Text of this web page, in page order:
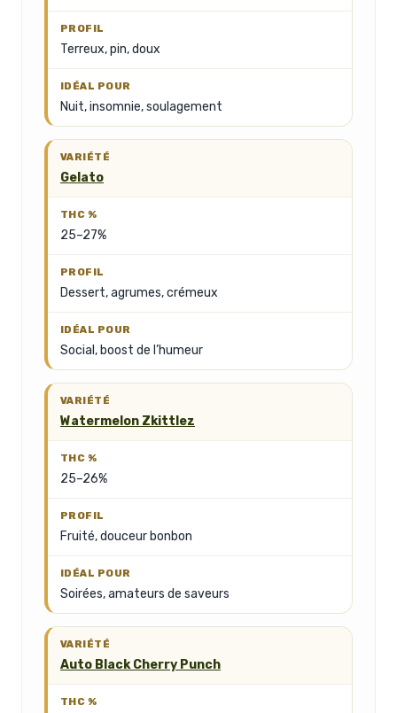
Terreux, pin, doux
Nuit, insomnie, soulagement
Gelato
25–27%
Dessert, agrumes, crémeux
Social, boost de l’humeur
Watermelon Zkittlez
25–26%
Fruité, douceur bonbon
Soirées, amateurs de saveurs
Auto Black Cherry Punch